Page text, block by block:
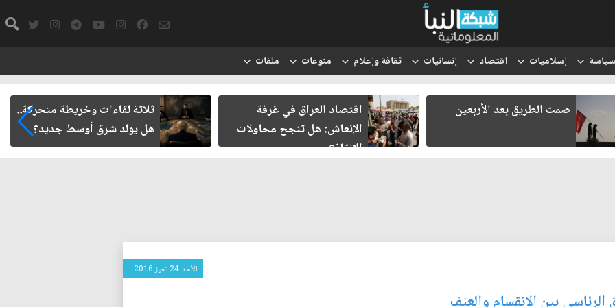
سياسة إسلاميات اقتصاد إنسانيات ثقافة وإعلام منوعات ملفات
صمت الطريق بعد الأربعين
اقتصاد العراق في غرفة
الإنعاش: هل تنجح محاولات
الإنقاذ؟
ثلاثة لقاءات وخريطة متحركة..
هل يولد شرق أوسط جديد؟
الأحد 24 تموز 2016